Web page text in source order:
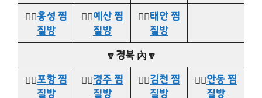
👉🏻홍성 찜
질방
👉🏻예산 찜
질방
👉🏻태안 찜
질방
🔽경북 內🔽
👉🏻포항 찜
질방
👉🏻경주 찜
질방
👉🏻김천 찜
질방
👉🏻안동 찜
질방